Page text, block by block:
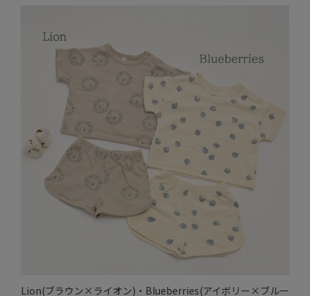
Lion(ブラウン×ライオン)・Blueberries(アイボリー×ブルー